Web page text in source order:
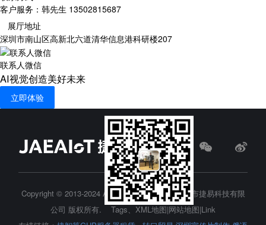
客户服务：韩先生 13502815687
展厅地址
深圳市南山区高新北六道清华信息港科研楼207
联系人微信
AI视觉创造美好未来
立即体验
Copyright © 2013-2024 All Rights Reserved.深圳市捷易科技有限
公司 版权所有. Tags、 XML地图|网站地图|Link